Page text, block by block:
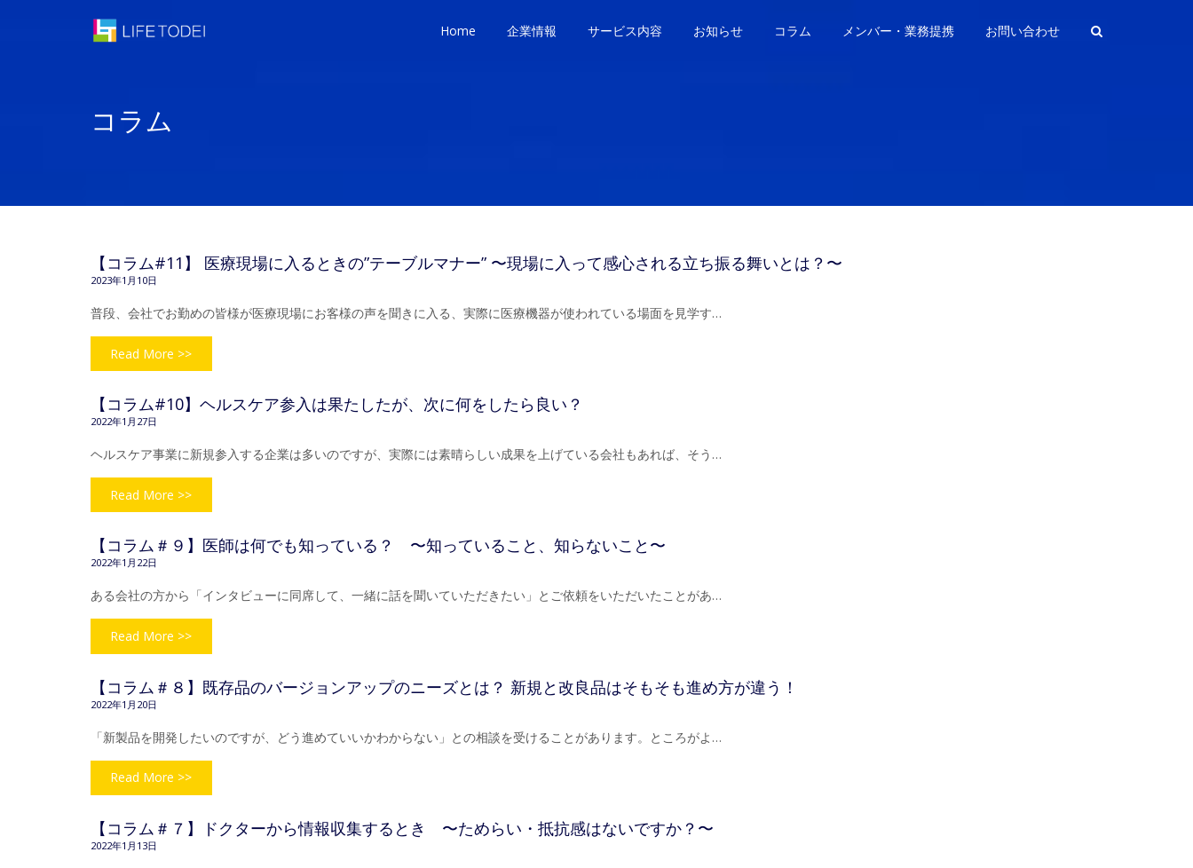
Home 企業情報 サービス内容 お知らせ コラム メンバー・業務提携 お問い合わせ
コラム
【コラム#11】 医療現場に入るときの”テーブルマナー” 〜現場に入って感心される立ち振る舞いとは？〜
2023年1月10日
普段、会社でお勤めの皆様が医療現場にお客様の声を聞きに入る、実際に医療機器が使われている場面を見学す…
Read More >>
【コラム#10】ヘルスケア参入は果たしたが、次に何をしたら良い？
2022年1月27日
ヘルスケア事業に新規参入する企業は多いのですが、実際には素晴らしい成果を上げている会社もあれば、そう…
Read More >>
【コラム＃９】医師は何でも知っている？ 〜知っていること、知らないこと〜
2022年1月22日
ある会社の方から「インタビューに同席して、一緒に話を聞いていただきたい」とご依頼をいただいたことがあ…
Read More >>
【コラム＃８】既存品のバージョンアップのニーズとは？ 新規と改良品はそもそも進め方が違う！
2022年1月20日
「新製品を開発したいのですが、どう進めていいかわからない」との相談を受けることがあります。ところがよ…
Read More >>
【コラム＃７】ドクターから情報収集するとき 〜ためらい・抵抗感はないですか？〜
2022年1月13日